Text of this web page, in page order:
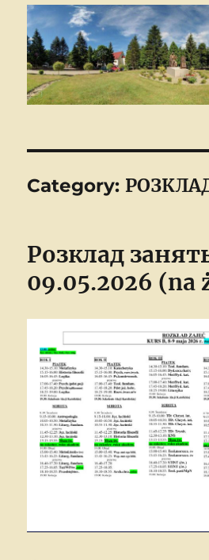
Category:
Розклад
09.05.2026 (na